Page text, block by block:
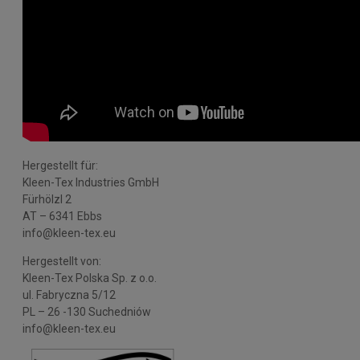
Hergestellt für:
Kleen-Tex Industries GmbH
Fürhölzl 2
AT – 6341 Ebbs
info@kleen-tex.eu
Hergestellt von:
Kleen-Tex Polska Sp. z o.o.
ul. Fabryczna 5/12
PL – 26 -130 Suchedniów
info@kleen-tex.eu